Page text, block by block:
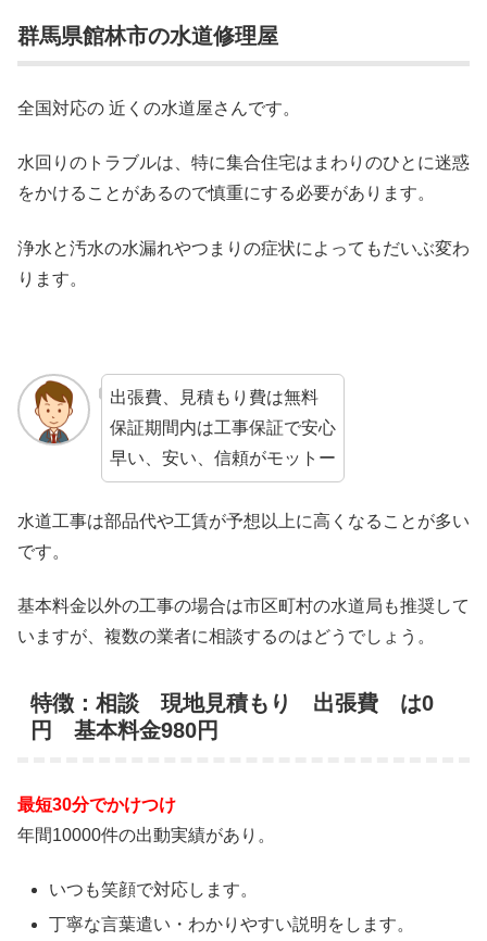
群馬県館林市の水道修理屋
全国対応の 近くの水道屋さんです。
水回りのトラブルは、特に集合住宅はまわりのひとに迷惑
をかけることがあるので慎重にする必要があります。
浄水と汚水の水漏れやつまりの症状によってもだいぶ変わ
ります。
出張費、見積もり費は無料
保証期間内は工事保証で安心
早い、安い、信頼がモットー
水道工事は部品代や工賃が予想以上に高くなることが多い
です。
基本料金以外の工事の場合は市区町村の水道局も推奨して
いますが、複数の業者に相談するのはどうでしょう。
特徴：相談 現地見積もり 出張費 は0
円 基本料金980円
最短30分でかけつけ
年間10000件の出動実績があり。
いつも笑顔で対応します。
丁寧な言葉遣い・わかりやすい説明をします。